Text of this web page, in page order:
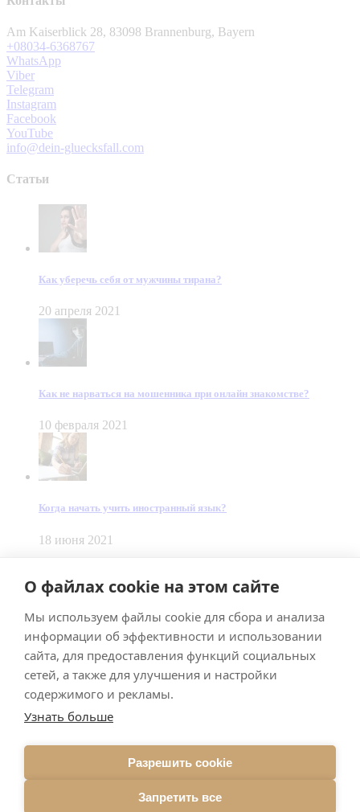
О файлах cookie на этом сайте
Мы используем файлы cookie для сбора и анализа
информации об эффективности и использовании
сайта, для предоставления функций социальных
сетей, а также для улучшения и настройки
содержимого и рекламы.
Узнать больше
Разрешить cookie
Запретить все
Am Kaiserblick 28, 83098 Brannenburg, Bayern
+08034-6368767
WhatsApp
Viber
Telegram
Instagram
Facebook
YouTube
info@dein-gluecksfall.com
Статьи
Как уберечь себя от мужчины тирана?
20 апреля 2021
Как не нарваться на мошенника при онлайн знакомстве?
10 февраля 2021
Когда начать учить иностранный язык?
18 июня 2021
Made bySmart Team
ImpressumDatenschutz
Подписывайтесь на меня в Телеграм
Подписаться
Брачное агентство в Германии